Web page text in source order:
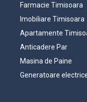
Farmacie Timisoara
Imobiliare Timisoara
Apartamente
Anticadere Par
Masina de Paine
Generatoare